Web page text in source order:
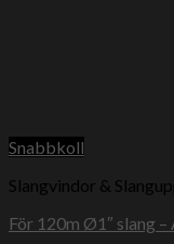
Snabbkoll
Slangvindor &
För 120m Ø1″ slang